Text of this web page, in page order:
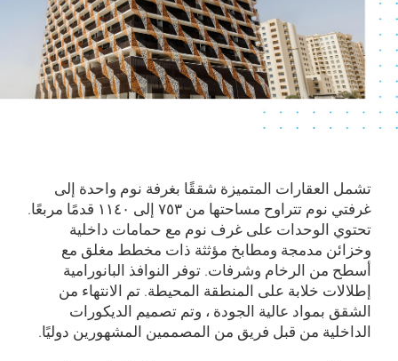
تشمل العقارات المتميزة شققًا بغرفة نوم واحدة إلى
غرفتي نوم تتراوح مساحتها من ۷٥۳ إلى ۱۱٤۰ قدمًا مربعًا.
تحتوي الوحدات على غرف نوم مع حمامات داخلية
وخزائن مدمجة ومطابخ مؤثثة ذات مخطط مغلق مع
أسطح من الرخام وشرفات. توفر النوافذ البانورامية
إطلالات خلابة على المنطقة المحيطة. تم الانتهاء من
الشقق بمواد عالية الجودة ، وتم تصميم الديكورات
الداخلية من قبل فريق من المصممين المشهورين دوليًا.